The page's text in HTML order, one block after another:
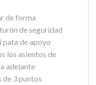
de forma
de seguridad
pata de apoyo
los asientos de
adelante
de 3 puntos